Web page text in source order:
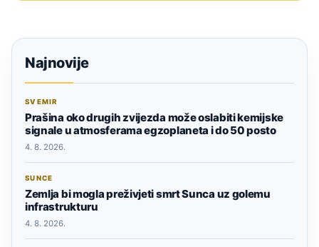
Najnovije
SVEMIR
Prašina oko drugih zvijezda može oslabiti kemijske
signale u atmosferama egzoplaneta i do 50 posto
4. 8. 2026.
SUNCE
Zemlja bi mogla preživjeti smrt Sunca uz golemu
infrastrukturu
4. 8. 2026.